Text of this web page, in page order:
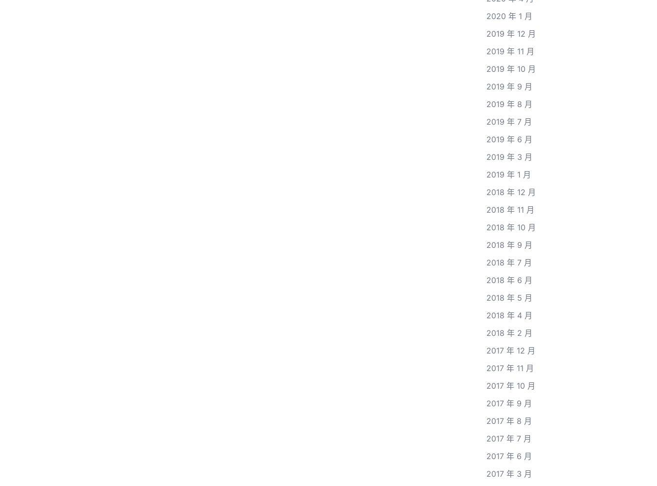
2020 年 1 月
2019 年 12 月
2019 年 11 月
2019 年 10 月
2019 年 9 月
2019 年 8 月
2019 年 7 月
2019 年 6 月
2019 年 3 月
2019 年 1 月
2018 年 12 月
2018 年 11 月
2018 年 10 月
2018 年 9 月
2018 年 7 月
2018 年 6 月
2018 年 5 月
2018 年 4 月
2018 年 2 月
2017 年 12 月
2017 年 11 月
2017 年 10 月
2017 年 9 月
2017 年 8 月
2017 年 7 月
2017 年 6 月
2017 年 3 月